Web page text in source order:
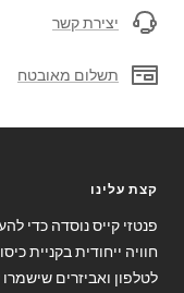
יצירת קשר
תשלום מאובטח
קצת עלינו
פנטזי קייס נוסדה כדי
חוויה ייחודית בקניית
לטלפון ואביזרים